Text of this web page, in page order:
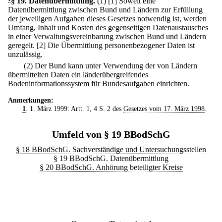
Datenübermittlung zwischen Bund und Ländern zur Erfüllung
der jeweiligen Aufgaben dieses Gesetzes notwendig ist, werden
Umfang, Inhalt und Kosten des gegenseitigen Datenaustausches
in einer Verwaltungsvereinbarung zwischen Bund und Ländern
geregelt. [2] Die Übermittlung personenbezogener Daten ist
unzulässig.
(2) Der Bund kann unter Verwendung der von Ländern
übermittelten Daten ein länderübergreifendes
Bodeninformationssystem für Bundesaufgaben einrichten.
Anmerkungen:
1. 1. März 1999: Artt. 1, 4 S. 2 des Gesetzes vom 17. März 1998.
Umfeld von § 19 BBodSchG
§ 18 BBodSchG. Sachverständige und Untersuchungsstellen
§ 19 BBodSchG. Datenübermittlung
§ 20 BBodSchG. Anhörung beteiligter Kreise